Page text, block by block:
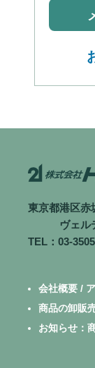
東京都港区赤
ヴェルデ
TEL：03-
会社概要 /
商品の卸販
お知らせ：